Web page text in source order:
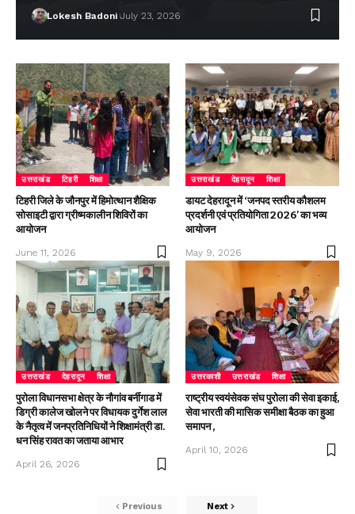
Lokesh Badoni July 23, 2026
उत्तराखंड टिहरी शिक्षा
टिहरी जिले के जौनपुर में हिमोत्थान शैक्षिक
सोसाइटी द्वारा ग्रीष्मकालीन शिविरों का
आयोजन
June 11, 2026
उत्तराखंड देहरादून शिक्षा
डायट देहरादून में ‘जनपद स्तरीय कौशलम
प्रदर्शनी एवं प्रतियोगिता 2026’ का भव्य
आयोजन
May 9, 2026
उत्तराखंड देहरादून शिक्षा
पुरोला विधानसभा क्षेत्र के नौगांव बर्नीगाड में
डिग्री कालेज खोलने पर विधायक दुर्गेश लाल
के नैतृत्व में जनप्रतिनिधियों ने शिक्षामंत्री डा.
धन सिंह रावत का जताया आभार
April 26, 2026
उत्तरकाशी उत्तराखंड शिक्षा
राष्ट्रीय स्वयंसेवक संघ पुरोला की सेवा इकाई,
सेवा भारती की मासिक समीक्षा बैठक का हुआ
समापन ,
April 10, 2026
Previous Next